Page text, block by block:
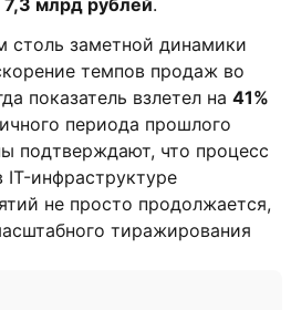
7,3 млрд рублей.
столь заметной динамики
темпов продаж во
показатель взлетел на 41%
периода прошлого
подтверждают, что процесс
инфраструктуре
не просто продолжается,
тиражирования